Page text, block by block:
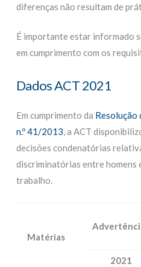
diferenças não resultam de
É importante estar informado
em cumprimento com os
Dados ACT 2021
Em cumprimento da Resolução
n.º 41/2013, a ACT
decisões condenatórias
discriminatórias entre homens
trabalho.
Matérias
2021